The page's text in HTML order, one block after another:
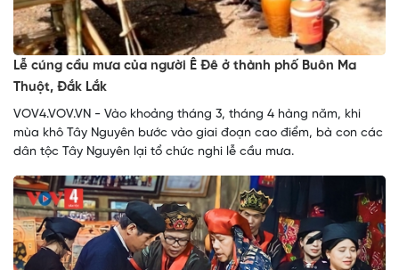
Lễ cúng cầu mưa của người Ê Đê ở thành phố Buôn Ma
Thuột, Đắk Lắk
VOV4.VOV.VN - Vào khoảng tháng 3, tháng 4 hàng năm, khi
mùa khô Tây Nguyên bước vào giai đoạn cao điểm, bà con các
dân tộc Tây Nguyên lại tổ chức nghi lễ cầu mưa.